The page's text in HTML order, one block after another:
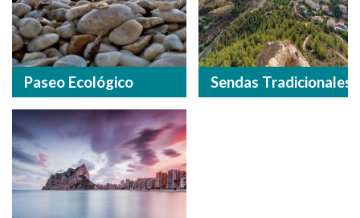
Paseo Ecológico Sendas Tradicionales